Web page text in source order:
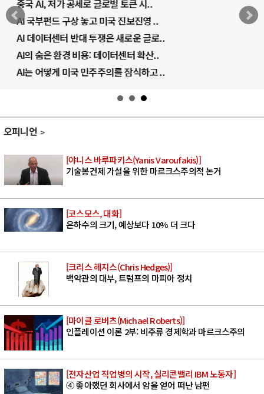
중국 AI, 저가 공세로 글로벌 토큰 시..
AI 국부펀드 구상 놓고 미국 진보진영 ..
AI 데이터센터 반대 투쟁은 새로운 글로..
AI의 숨은 환경 비용: 데이터센터 확산..
AI는 어떻게 미국 민주주의를 잠식하고 ..
오피니언
[야니스 바루파키스(Yanis Varoufakis)]
기술봉건제 가설을 위한 마르크스주의적 논거
[코스모스, 대화]
은하수의 크기, 예상보다 10% 더 크다
[크리스 헤지스(Chris Hedges)]
백악관의 대부, 트럼프의 마피아 정치
[마이클 로버츠(Michael Roberts)]
인플레이션 이론 2부: 비주류 경제학과 마르크스주의
[전자산업 직업병의 시작, 실리콘밸리 IBM 노동자]
④ 좋아했던 회사에서 암을 얻어 떠난 남편